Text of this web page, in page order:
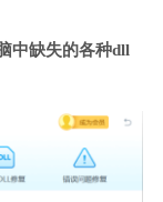
中缺失的各种dll